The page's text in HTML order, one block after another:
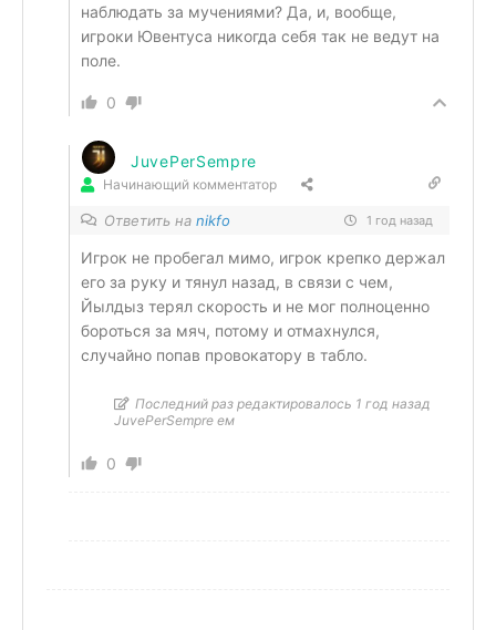
наблюдать за мучениями? Да, и, вообще,
игроки Ювентуса никогда себя так не ведут на
поле.
0
JuvePerSempre
Начинающий комментатор
Ответить на nikfo 1 год назад
Игрок не пробегал мимо, игрок крепко держал
его за руку и тянул назад, в связи с чем,
Йылдыз терял скорость и не мог полноценно
бороться за мяч, потому и отмахнулся,
случайно попав провокатору в табло.
Последний раз редактировалось 1 год назад
JuvePerSempre ем
0